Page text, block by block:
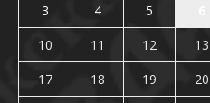
3
4 5
10
11 12 13
17
18 19 20